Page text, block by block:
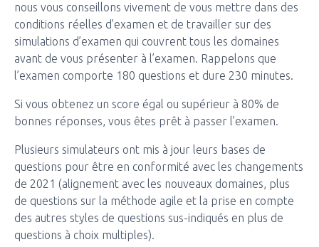
nous vous conseillons vivement de vous mettre dans des
conditions réelles d’examen et de travailler sur des
simulations d’examen qui couvrent tous les domaines
avant de vous présenter à l’examen. Rappelons que
l’examen comporte 180 questions et dure 230 minutes.
Si vous obtenez un score égal ou supérieur à 80% de
bonnes réponses, vous êtes prêt à passer l’examen.
Plusieurs simulateurs ont mis à jour leurs bases de
questions pour être en conformité avec les changements
de 2021 (alignement avec les nouveaux domaines, plus
de questions sur la méthode agile et la prise en compte
des autres styles de questions sus-indiqués en plus de
questions à choix multiples).